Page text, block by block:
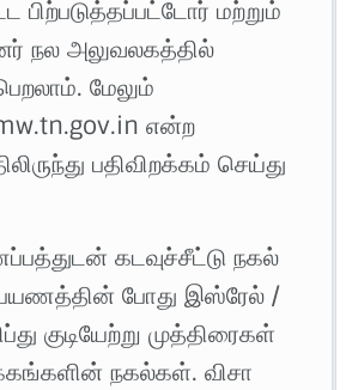
பிற்படுத்தப்பட்டோர் மற்றும்
நல அலுவலகத்தில்
மேலும்
என்ற
பதிவிறக்கம் செய்து
கடவுச்சீட்டு நகல்
பயணத்தின் போது இஸ்ரேல் /
குடியேற்று முத்திரைகள்
நகல்கள். விசா